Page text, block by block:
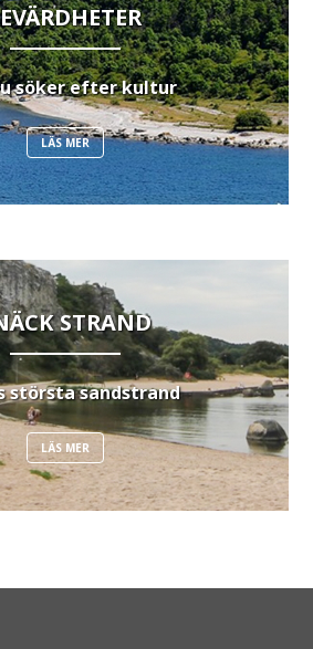
söker efter kultur
LÄS MER
STRAND
största sandstrand
LÄS MER